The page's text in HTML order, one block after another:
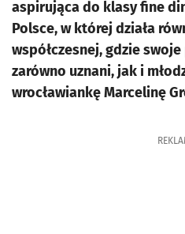
aspirująca do klasy fine
Polsce, w której działa
współczesnej, gdzie
zarówno uznani, jak i
wrocławiankę Marcelinę